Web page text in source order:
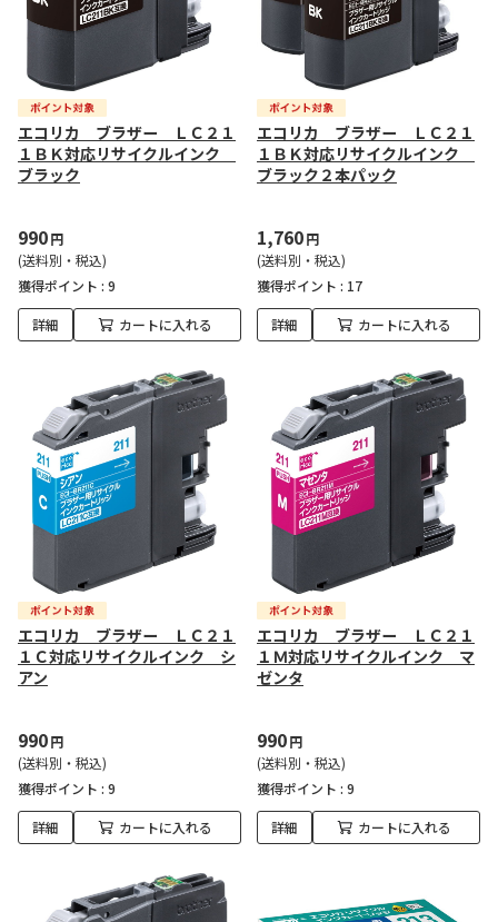
エコリカ ブラザー ＬＣ２１
１ＢＫ対応リサイクルインク
ブラック
990円
(送料別・税込)
獲得ポイント : 9
詳細 カートに入れる
エコリカ ブラザー ＬＣ２１
１ＢＫ対応リサイクルインク
ブラック２本パック
1,760円
(送料別・税込)
獲得ポイント : 17
詳細 カートに入れる
エコリカ ブラザー ＬＣ２１
１Ｃ対応リサイクルインク シ
アン
990円
(送料別・税込)
獲得ポイント : 9
詳細 カートに入れる
エコリカ ブラザー ＬＣ２１
１Ｍ対応リサイクルインク マ
ゼンタ
990円
(送料別・税込)
獲得ポイント : 9
詳細 カートに入れる